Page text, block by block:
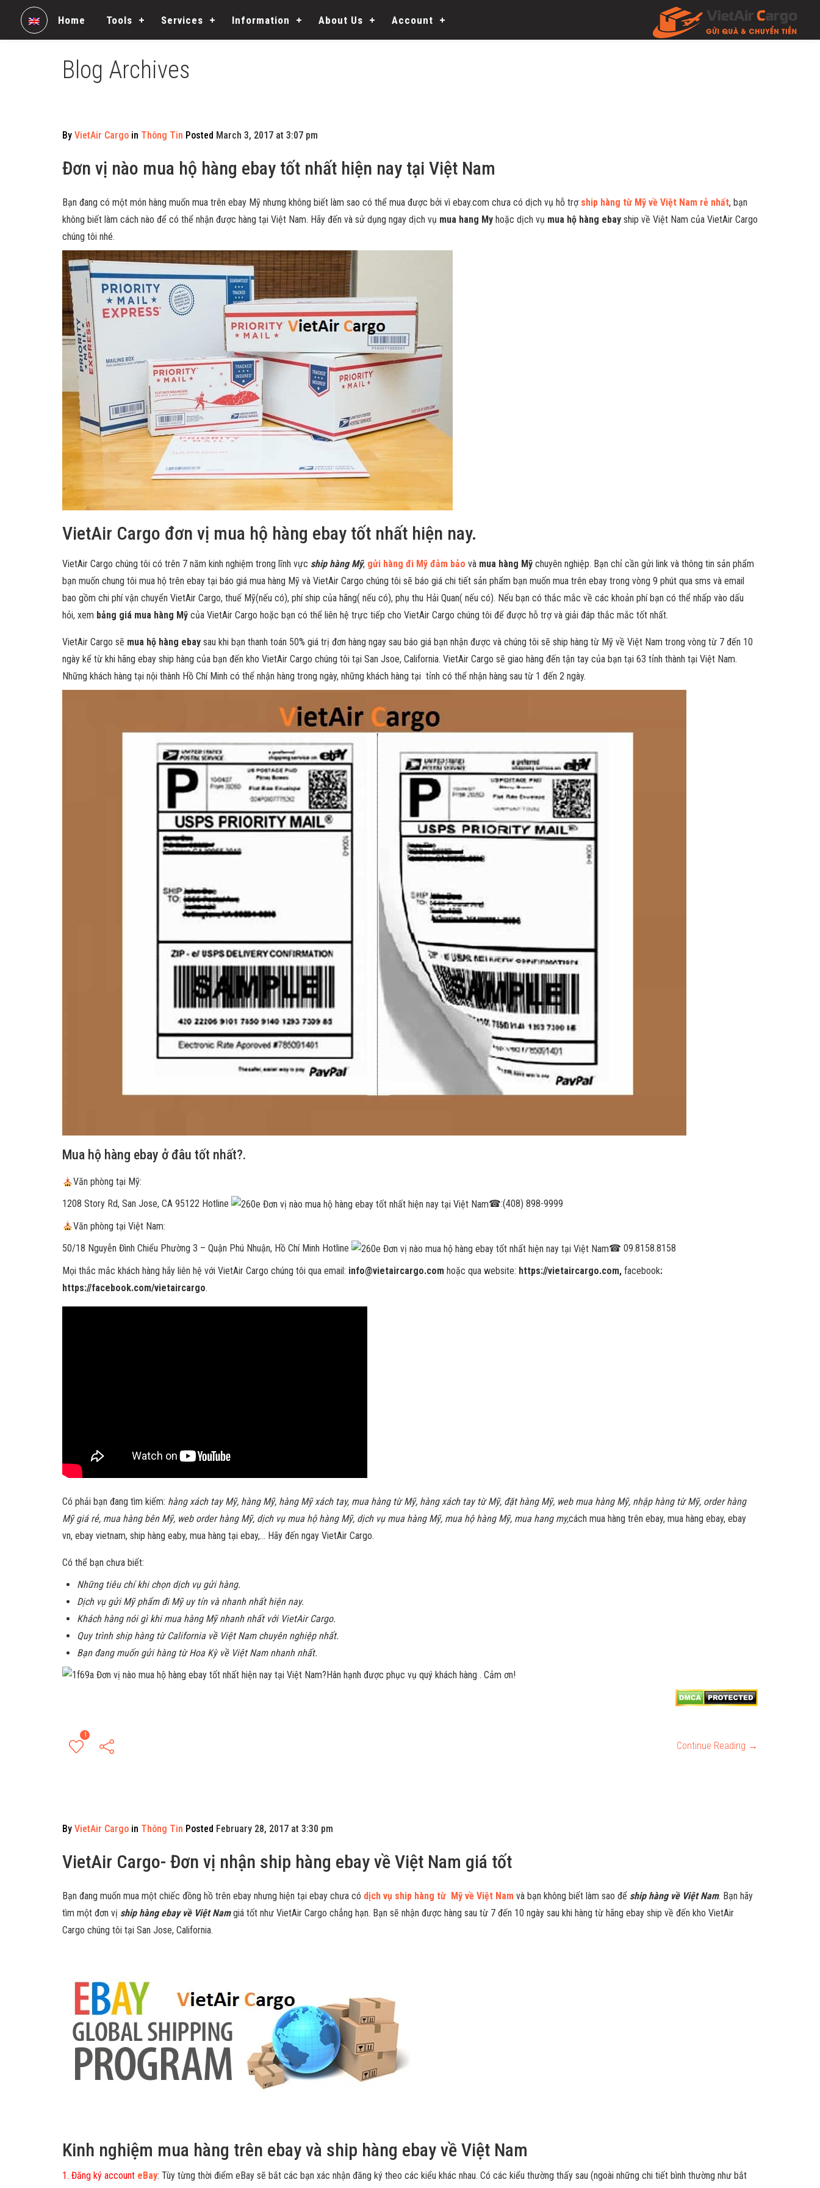
Home Tools Services Information About Us Account
Blog Archives
By VietAir Cargo in Thông Tin Posted March 3, 2017 at 3:07 pm
Đơn vị nào mua hộ hàng ebay tốt nhất hiện nay tại Việt Nam
Bạn đang có một món hàng muốn mua trên ebay Mỹ nhưng không biết làm sao có thể mua được bởi vì ebay.com chưa có dịch vụ hỗ trợ ship hàng từ Mỹ về Việt Nam rẻ nhất, bạn
không biết làm cách nào để có thể nhận được hàng tại Việt Nam. Hãy đến và sử dụng ngay dịch vụ mua hang My hoặc dịch vụ mua hộ hàng ebay ship về Việt Nam của VietAir Cargo
chúng tôi nhé.
VietAir Cargo đơn vị mua hộ hàng ebay tốt nhất hiện nay.
VietAir Cargo chúng tôi có trên 7 năm kinh nghiệm trong lĩnh vực ship hàng Mỹ, gửi hàng đi Mỹ đảm bảo và mua hàng Mỹ chuyên nghiệp. Bạn chỉ cần gửi link và thông tin sản phẩm
bạn muốn chung tôi mua hộ trên ebay tại báo giá mua hàng Mỹ và VietAir Cargo chúng tôi sẽ báo giá chi tiết sản phẩm bạn muốn mua trên ebay trong vòng 9 phút qua sms và email
bao gồm chi phí vận chuyển VietAir Cargo, thuế Mỹ(nếu có), phí ship của hãng( nếu có), phụ thu Hải Quan( nếu có). Nếu bạn có thắc mắc về các khoản phí bạn có thể nhấp vào dấu
hỏi, xem bảng giá mua hàng Mỹ của VietAir Cargo hoặc bạn có thể liên hệ trực tiếp cho VietAir Cargo chúng tôi để được hỗ trợ và giải đáp thắc mắc tốt nhất.
VietAir Cargo sẽ mua hộ hàng ebay sau khi bạn thanh toán 50% giá trị đơn hàng ngay sau báo giá bạn nhận được và chúng tôi sẽ ship hàng từ Mỹ về Việt Nam trong vòng từ 7 đến 10
ngày kể từ khi hãng ebay ship hàng của bạn đến kho VietAir Cargo chúng tôi tại San Jsoe, California. VietAir Cargo sẽ giao hàng đến tận tay của bạn tại 63 tỉnh thành tại Việt Nam.
Những khách hàng tại nội thành Hồ Chí Minh có thể nhận hàng trong ngày, những khách hàng tại tỉnh có thể nhận hàng sau từ 1 đến 2 ngày.
Mua hộ hàng ebay ở đâu tốt nhất?.
Văn phòng tại Mỹ:
1208 Story Rd, San Jose, CA 95122 Hotline
☎:(408) 898-9999
Văn phòng tại Việt Nam:
50/18 Nguyễn Đình Chiểu Phường 3 – Quận Phú Nhuận, Hồ Chí Minh Hotline
☎ 09.8158.8158
Mọi thắc mắc khách hàng hãy liên hệ với VietAir Cargo chúng tôi qua email: info@vietaircargo.com hoặc qua website: https://vietaircargo.com, facebook:
https://facebook.com/vietaircargo.
Có phải bạn đang tìm kiếm: hàng xách tay Mỹ, hàng Mỹ, hàng Mỹ xách tay, mua hàng từ Mỹ, hàng xách tay từ Mỹ, đặt hàng Mỹ, web mua hàng Mỹ, nhập hàng từ Mỹ, order hàng
Mỹ giá rẻ, mua hàng bên Mỹ, web order hàng Mỹ, dịch vụ mua hộ hàng Mỹ, dịch vụ mua hàng Mỹ, mua hộ hàng Mỹ, mua hang my,cách mua hàng trên ebay, mua hàng ebay, ebay
vn, ebay vietnam, ship hàng eaby, mua hàng tại ebay,… Hãy đến ngay VietAir Cargo.
Có thể bạn chưa biết:
Những tiêu chí khi chọn dịch vụ gửi hàng.
Dịch vụ gửi Mỹ phẩm đi Mỹ uy tín và nhanh nhất hiện nay.
Khách hàng nói gì khi mua hàng Mỹ nhanh nhất với VietAir Cargo.
Quy trình ship hàng từ California về Việt Nam chuyên nghiệp nhất.
Bạn đang muốn gửi hàng từ Hoa Kỳ về Việt Nam nhanh nhất.
?Hân hạnh được phục vụ quý khách hàng . Cảm ơn!
1
Continue Reading →
By VietAir Cargo in Thông Tin Posted February 28, 2017 at 3:30 pm
VietAir Cargo- Đơn vị nhận ship hàng ebay về Việt Nam giá tốt
Bạn đang muốn mua một chiếc đồng hồ trên ebay nhưng hiện tại ebay chưa có dịch vụ ship hàng từ Mỹ về Việt Nam và bạn không biết làm sao để ship hàng về Việt Nam. Bạn hãy
tìm một đơn vị ship hàng ebay về Việt Namgiá tốt như VietAir Cargo chẳng hạn. Bạn sẽ nhận được hàng sau từ 7 đến 10 ngày sau khi hàng từ hãng ebay ship về đến kho VietAir
Cargo chúng tôi tại San Jose, California.
Kinh nghiệm mua hàng trên ebay và ship hàng ebay về Việt Nam
1. Đăng ký account eBay: Tùy từng thời điểm eBay sẽ bắt các bạn xác nhận đăng ký theo các kiểu khác nhau. Có các kiểu thường thấy sau (ngoài những chi tiết bình thường như bắt